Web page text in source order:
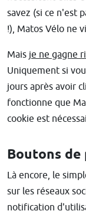
savez (si ce n'est
!), Matos Vélo ne
Mais je ne gagne
Uniquement si
jours après avoir
fonctionne que
cookie est
Boutons
Là encore, le
sur les réseaux
notification